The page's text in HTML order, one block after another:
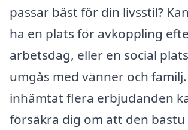
passar bäst för din livsstil?
ha en plats för avkoppling
arbetsdag, eller en social
umgås med vänner och
inhämtat flera erbjudanden
försäkra dig om att den